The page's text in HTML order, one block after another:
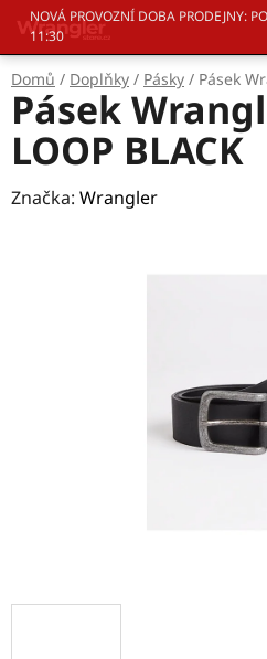
Přejít
obsah
NOVÁ PROVOZNÍ DOBA PRODEJNY:
11:30
Domů / Doplňky / Pásky / Pásek
Pásek
LOOP BLACK
Značka: Wrangler